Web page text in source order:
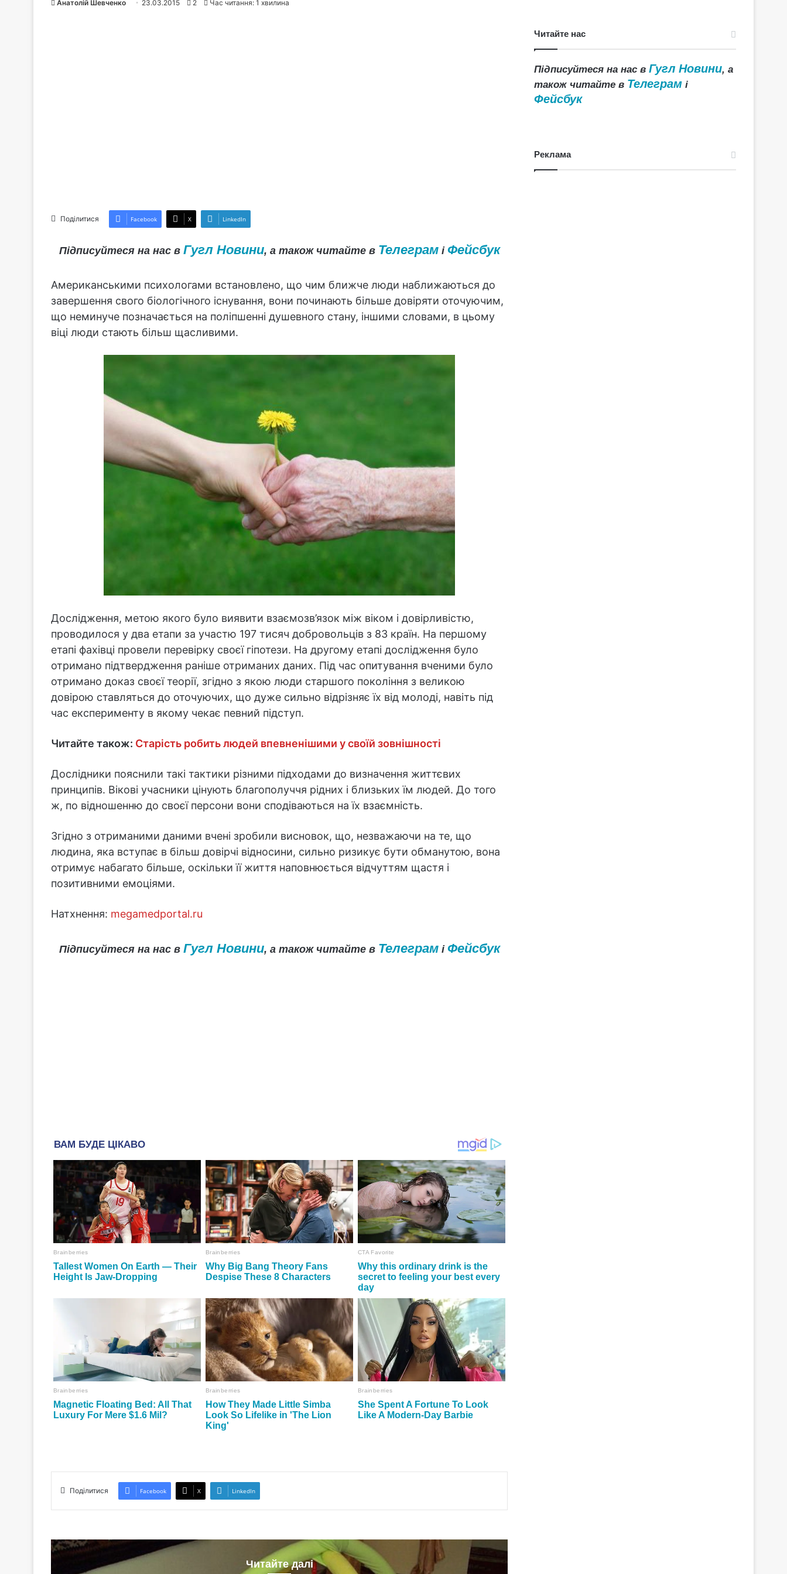
Анатолій Шевченко 23.03.2015 2 Час читання: 1 хвилина
Поділитися Facebook X LinkedIn
Підписуйтеся на нас в Гугл Новини, а також читайте в Телеграмі Фейсбук
Американськими психологами встановлено, що чим ближче люди наближаються до
завершення свого біологічного існування, вони починають більше довіряти оточуючим,
що неминуче позначається на поліпшенні душевного стану, іншими словами, в цьому
віці люди стають більш щасливими.
Дослідження, метою якого було виявити взаємозв’язок між віком і довірливістю,
проводилося у два етапи за участю 197 тисяч добровольців з 83 країн. На першому
етапі фахівці провели перевірку своєї гіпотези. На другому етапі дослідження було
отримано підтвердження раніше отриманих даних. Під час опитування вченими було
отримано доказ своєї теорії, згідно з якою люди старшого покоління з великою
довірою ставляться до оточуючих, що дуже сильно відрізняє їх від молоді, навіть під
час експерименту в якому чекає певний підступ.
Читайте також: Старість робить людей впевненішими у своїй зовнішності
Дослідники пояснили такі тактики різними підходами до визначення життєвих
принципів. Вікові учасники цінують благополуччя рідних і близьких їм людей. До того
ж, по відношенню до своєї персони вони сподіваються на їх взаємність.
Згідно з отриманими даними вчені зробили висновок, що, незважаючи на те, що
людина, яка вступає в більш довірчі відносини, сильно ризикує бути обманутою, вона
отримує набагато більше, оскільки її життя наповнюється відчуттям щастя і
позитивними емоціями.
Натхнення: megamedportal.ru
Підписуйтеся на нас в Гугл Новини, а також читайте в Телеграмі Фейсбук
Поділитися Facebook X LinkedIn
Читайте далі
Читайте нас
Підписуйтеся на нас вГугл Новини, а
також читайте в Телеграм і
Фейсбук
Реклама